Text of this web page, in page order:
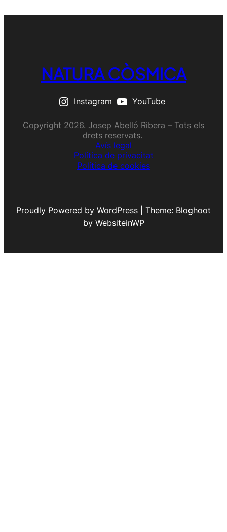
NATURA CÒSMICA
Instagram YouTube
Copyright 2026. Josep Abelló Ribera – Tots els
drets reservats.
Avís legal
Política de privacitat
Política de cookies
Proudly Powered by WordPress | Theme: Bloghoot
by WebsiteinWP